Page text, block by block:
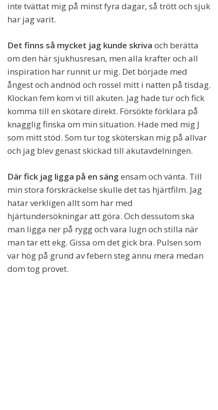
inte tvättat mig på minst fyra dagar, så trött och sjuk
har jag varit.
Det finns så mycket jag kunde skriva och berätta
om den här sjukhusresan, men alla krafter och all
inspiration har runnit ur mig. Det började med
ångest och andnöd och rossel mitt i natten på tisdag.
Klockan fem kom vi till akuten. Jag hade tur och fick
komma till en skötare direkt. Försökte förklara på
knagglig finska om min situation. Hade med mig J
som mitt stöd. Som tur tog sköterskan mig på allvar
och jag blev genast skickad till akutavdelningen.
Där fick jag ligga på en säng ensam och vänta. Till
min stora förskräckelse skulle det tas hjärtfilm. Jag
hatar verkligen allt som har med
hjärtundersökningar att göra. Och dessutom ska
man ligga ner på rygg och vara lugn och stilla när
man tar ett ekg. Gissa om det gick bra. Pulsen som
var hög på grund av febern steg ännu mera medan
dom tog provet.